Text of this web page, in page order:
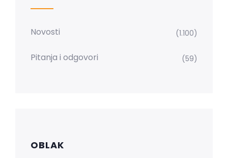
Novosti (1.100)
Pitanja i odgovori (59)
OBLAK